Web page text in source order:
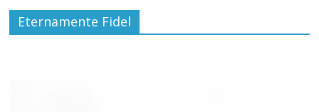
Eternamente Fidel